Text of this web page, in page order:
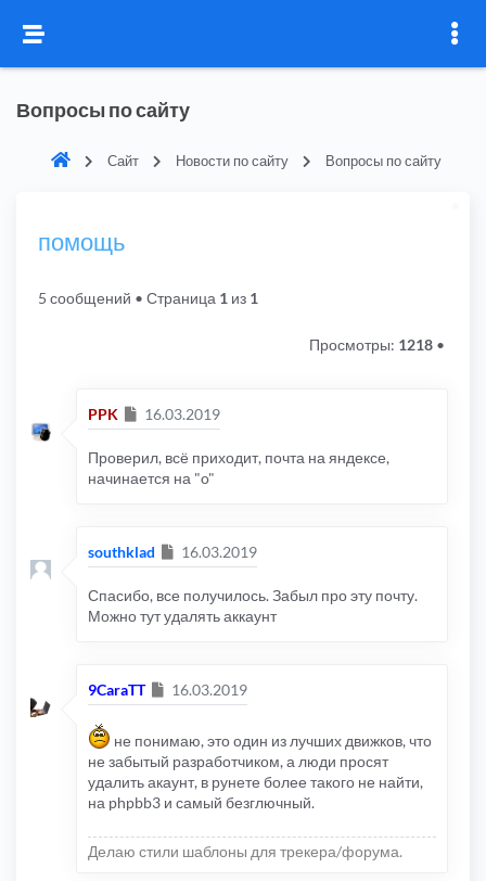
Вопросы по сайту
Сайт Новости по сайту Вопросы по сайту
помощь
5 сообщений • Страница 1 из 1
Просмотры: 1218 •
PPK Сообщение
16.03.2019
Проверил, всё приходит, почта на яндексе,
начинается на "o"
southklad Сообщение
16.03.2019
Спасибо, все получилось. Забыл про эту почту.
Можно тут удалять аккаунт
9CaraTT Сообщение
16.03.2019
не понимаю, это один из лучших движков, что
не забытый разработчиком, а люди просят
удалить акаунт, в рунете более такого не найти,
на phpbb3 и самый безглючный.
Делаю стили шаблоны для трекера/форума.